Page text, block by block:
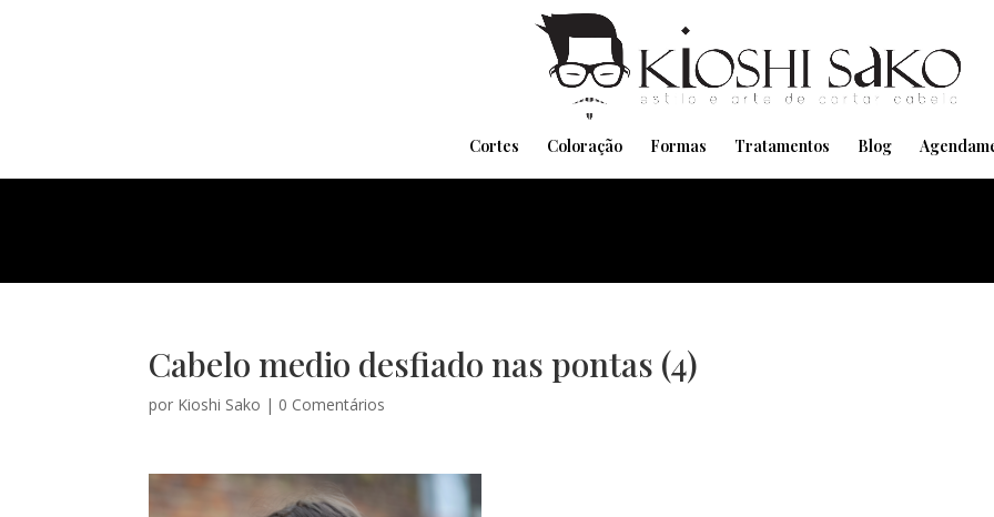
Cortes Coloração Formas Tratamentos Blog
Cabelo medio desfiado nas pontas (4)
por Kioshi Sako | 0 Comentários
Pensando em transformar seu Visual??
Agende pelo Whatsapp